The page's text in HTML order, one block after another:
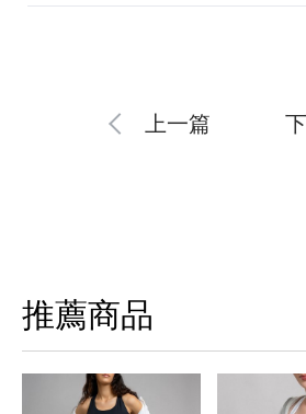
上一篇
推薦商品